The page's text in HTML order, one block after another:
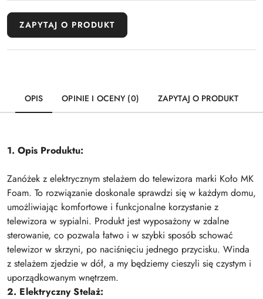
ZAPYTAJ O PRODUKT
OPIS OPINIE I OCENY (0) ZAPYTAJ O PRODUKT
1. Opis Produktu:
Zanóżek z elektrycznym stelażem do telewizora marki Koło MK
Foam. To rozwiązanie doskonale sprawdzi się w każdym domu,
umożliwiając komfortowe i funkcjonalne korzystanie z
telewizora w sypialni. Produkt jest wyposażony w zdalne
sterowanie, co pozwala łatwo i w szybki sposób schować
telewizor w skrzyni, po naciśnięciu jednego przycisku. Winda
z stelażem zjedzie w dół, a my będziemy cieszyli się czystym i
uporządkowanym wnętrzem.
2. Elektryczny Stelaż: